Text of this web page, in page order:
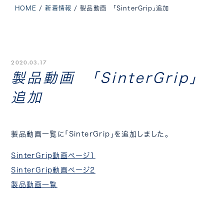
HOME /新着情報 /製品動画 「SinterGrip」追加
2020.03.17
製品動画 「SinterGrip」
追加
製品動画一覧に「SinterGrip」を追加しました。
SinterGrip動画ページ1
SinterGrip動画ページ2
製品動画一覧